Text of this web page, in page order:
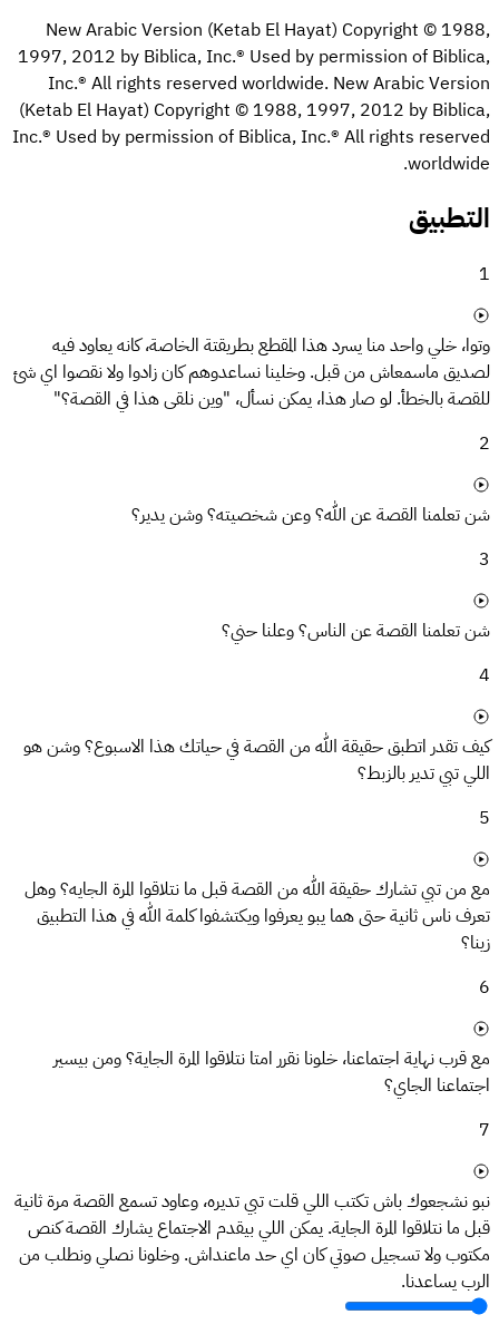
New Arabic Version (Ketab El Hayat) Copyright © 1988,
1997, 2012 by Biblica, Inc.®‎ Used by permission of Biblica,
Inc.® All rights reserved worldwide. New Arabic Version
(Ketab El Hayat) Copyright © 1988, 1997, 2012 by Biblica,
Inc.® Used by permission of Biblica, Inc.® All rights reserved
worldwide.
التطبيق
1
وتوا، خلي واحد منا يسرد هذا المقطع بطريقتة الخاصة، كانه يعاود فيه
لصديق ماسمعاش من قبل. وخلينا نساعدوهم كان زادوا ولا نقصوا اي شئ
للقصة بالخطأ. لو صار هذا، يمكن نسأل، "وين نلقى هذا في القصة؟"
2
شن تعلمنا القصة عن الله؟ وعن شخصيته؟ وشن يدير؟
3
شن تعلمنا القصة عن الناس؟ وعلنا حني؟
4
كيف تقدر اتطبق حقيقة الله من القصة في حياتك هذا الاسبوع؟ وشن هو
اللي تبي تدير بالزبط؟
5
مع من تبي تشارك حقيقة الله من القصة قبل ما نتلاقوا المرة الجايه؟ وهل
تعرف ناس ثانية حتى هما يبو يعرفوا ويكتشفوا كلمة الله في هذا التطبيق
زينا؟
6
مع قرب نهاية اجتماعنا، خلونا نقرر امتا نتلاقوا المرة الجاية؟ ومن بيسير
اجتماعنا الجاي؟
7
نبو نشجعوك باش تكتب اللي قلت تبي تديره، وعاود تسمع القصة مرة ثانية
قبل ما نتلاقوا المرة الجاية. يمكن اللي بيقدم الاجتماع يشارك القصة كنص
مكتوب ولا تسجيل صوتي كان اي حد ماعنداش. وخلونا نصلي ونطلب من
الرب يساعدنا.